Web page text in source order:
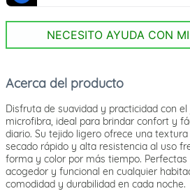
NECESITO AYUDA CON
Acerca del producto
Disfruta de suavidad y practicidad con
microfibra, ideal para brindar confort y
diario. Su tejido ligero ofrece una
secado rápido y alta resistencia al uso
forma y color por más tiempo.
acogedor y funcional en cualquier
comodidad y durabilidad en cada noche.